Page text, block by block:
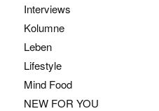
Interviews
Kolumne
Leben
Lifestyle
Mind Food
NEW FOR YOU